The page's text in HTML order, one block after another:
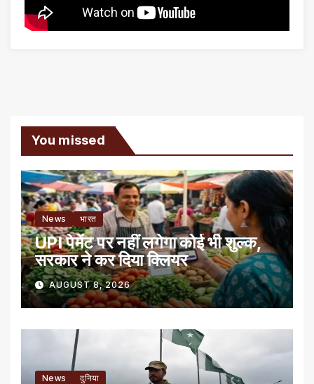
You missed
News भारत
UPI पेमेंट पर नहीं लगेगा कोई भी शुल्क,
सरकार ने कर दिया क्लियर
AUGUST 8, 2026
News दुनिया